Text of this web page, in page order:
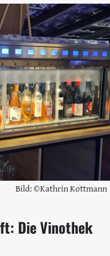
Bild: ©Kathrin Kottmann
Die Vinothek